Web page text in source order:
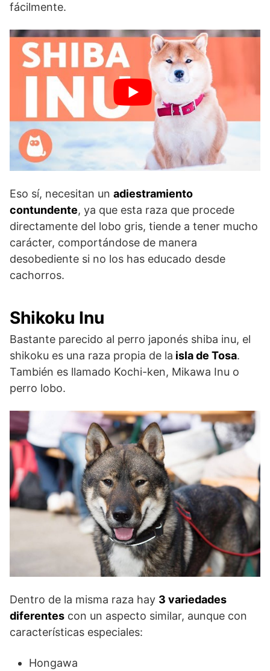
fácilmente.
Eso sí, necesitan un adiestramiento
contundente, ya que esta raza que procede
directamente del lobo gris, tiende a tener mucho
carácter, comportándose de manera
desobediente si no los has educado desde
cachorros.
Shikoku Inu
Bastante parecido al perro japonés shiba inu, el
shikoku es una raza propia de la isla de Tosa.
También es llamado Kochi-ken, Mikawa Inu o
perro lobo.
Dentro de la misma raza hay 3 variedades
diferentes con un aspecto similar, aunque con
características especiales:
Hongawa